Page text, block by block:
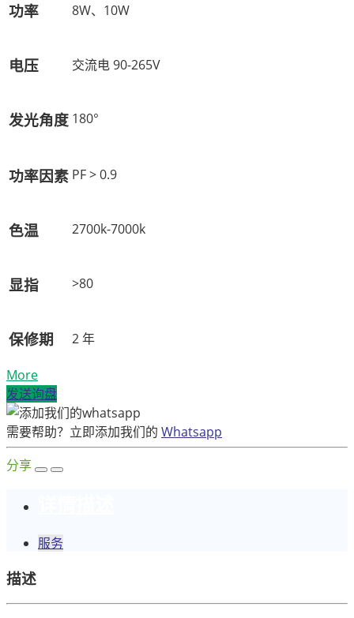
功率 8W、10W
电压 交流电 90-265V
发光角度 180°
功率因素 PF > 0.9
色温 2700k-7000k
显指 >80
保修期 2 年
More
发送询盘
需要帮助？立即添加我们的 Whatsapp
分享
服务
描述